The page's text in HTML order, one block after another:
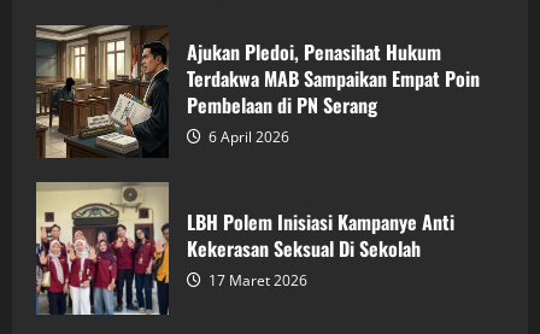
Ajukan Pledoi, Penasihat Hukum
Terdakwa MAB Sampaikan Empat Poin
Pembelaan di PN Serang
6 April 2026
LBH Polem Inisiasi Kampanye Anti
Kekerasan Seksual Di Sekolah
17 Maret 2026